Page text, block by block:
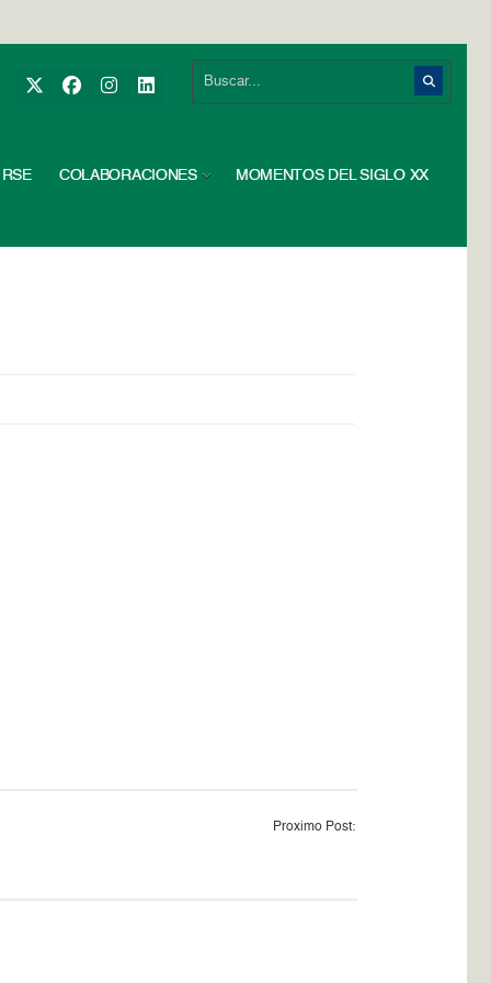
RSE COLABORACIONES MOMENTOS DEL SIGLO XX
Proximo Post: